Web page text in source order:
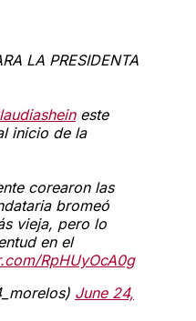
LA PRESIDENTA
este
inicio de la
corearon las
bromeó
vieja, pero lo
en el
RpHUyOcA0g
June 24,